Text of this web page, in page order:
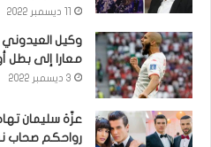
وكيل
معارا إلى بطل
3 ديسمبر 2022
عزّة سليمان
رواحكم صحاب